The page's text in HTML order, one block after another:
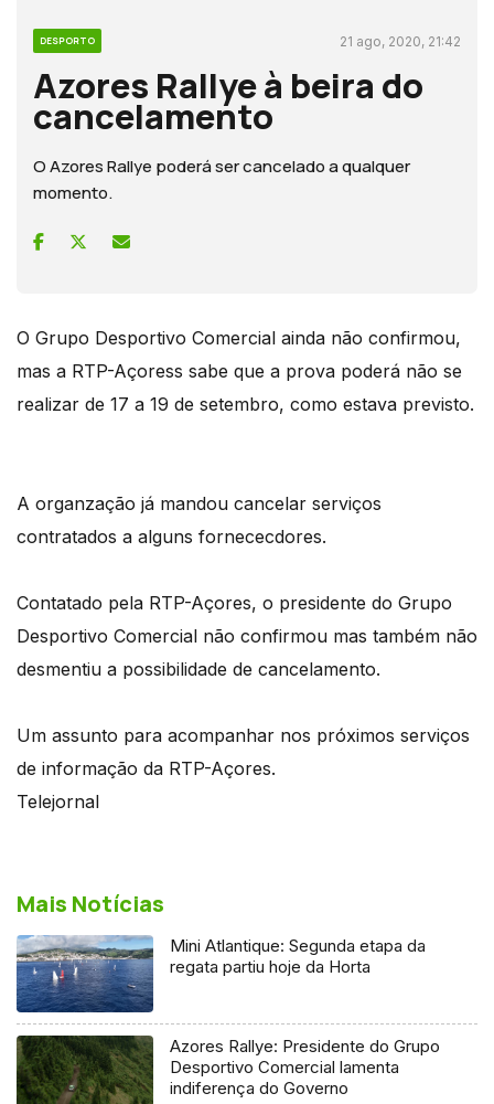
DESPORTO 21 ago, 2020, 21:42
Azores Rallye à beira do
cancelamento
O Azores Rallye poderá ser cancelado a qualquer
momento.
O Grupo Desportivo Comercial ainda não confirmou,
mas a RTP-Açoress sabe que a prova poderá não se
realizar de 17 a 19 de setembro, como estava previsto.
A organzação já mandou cancelar serviços
contratados a alguns fornececdores.
Contatado pela RTP-Açores, o presidente do Grupo
Desportivo Comercial não confirmou mas também não
desmentiu a possibilidade de cancelamento.
Um assunto para acompanhar nos próximos serviços
de informação da RTP-Açores.
Telejornal
Mais Notícias
Mini Atlantique: Segunda etapa da
regata partiu hoje da Horta
Azores Rallye: Presidente do Grupo
Desportivo Comercial lamenta
indiferença do Governo